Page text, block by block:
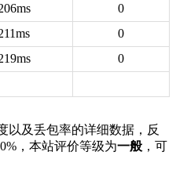
0
0
0
以及丢包率的详细数据，反
，本站评价等级为一般 ，可